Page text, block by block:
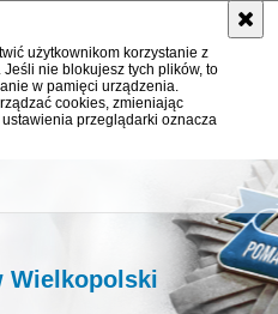
użytkownikom korzystanie z
nie blokujesz tych plików, to
w pamięci urządzenia.
cookies, zmieniając
przeglądarki oznacza
Wielkopolski